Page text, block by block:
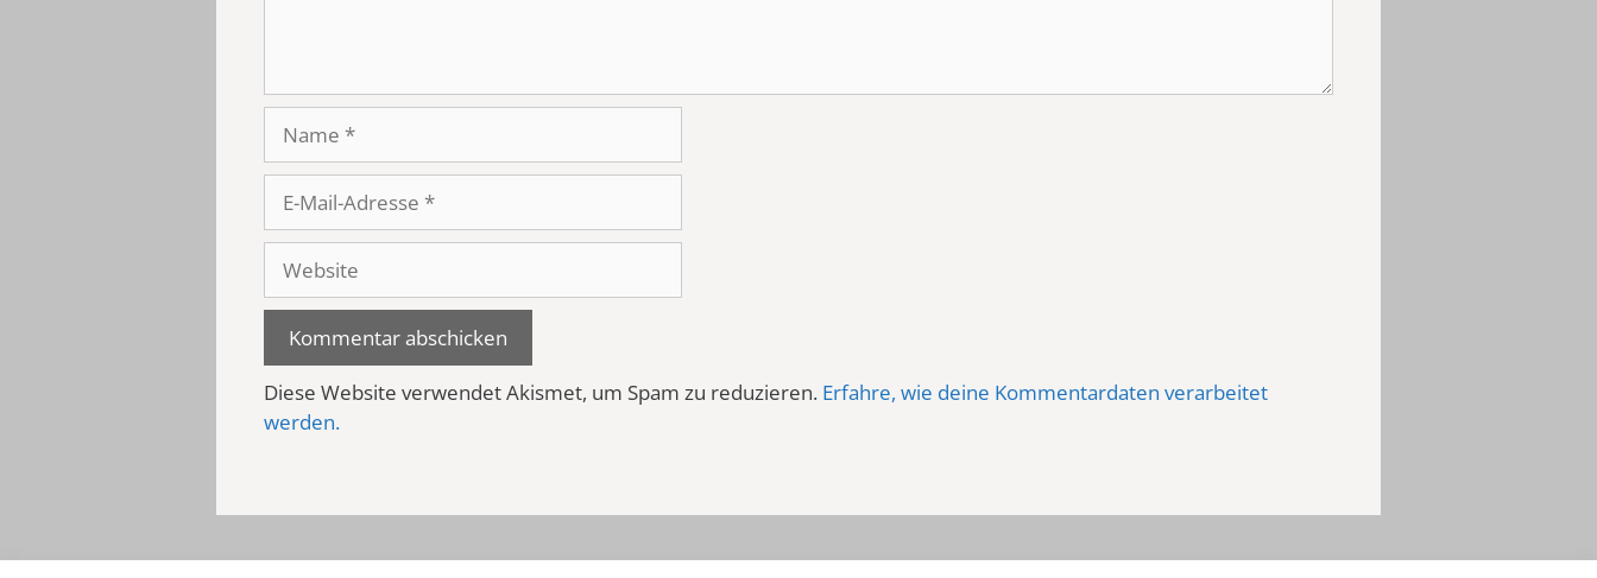
Mail-
Adresse
Website
Diese Website verwendet Akismet, um Spam zu reduzieren. Erfahre, wie deine Kommentardaten verarbeitet
werden.